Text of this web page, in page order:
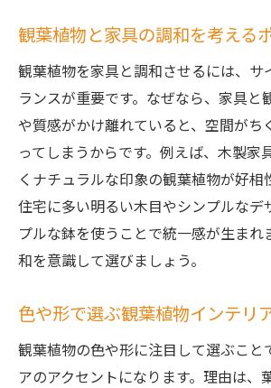
観葉植物と家具の調和を考える
観葉植物を家具と調和させるには、サ
ランスが重要です。なぜなら、家具と
や質感がかけ離れていると、空間がち
ってしまうからです。例えば、木製家
くナチュラルな印象の観葉植物が好相
住宅に多い明るい木目やシンプルなデ
プルな鉢を使うことで統一感が生まれ
和を意識して選びましょう。
色や形で選ぶ観葉植物インテリ
観葉植物の色や形に注目して選ぶこと
アのアクセントになります。理由は、